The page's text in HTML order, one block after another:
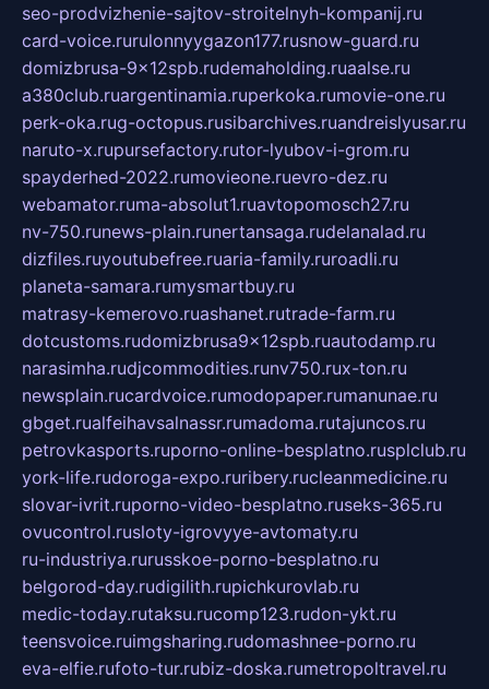
seo-prodvizhenie-sajtov-stroitelnyh-kompanij.ru
card-voice.rurulonnyygazon177.rusnow-guard.ru
domizbrusa-9x12spb.rudemaholding.ruaalse.ru
a380club.ruargentinamia.ruperkoka.rumovie-one.ru
perk-oka.rug-octopus.rusibarchives.ruandreislyusar.ru
naruto-x.rupursefactory.rutor-lyubov-i-grom.ru
spayderhed-2022.rumovieone.ruevro-dez.ru
webamator.ruma-absolut1.ruavtopomosch27.ru
nv-750.runews-plain.runertansaga.rudelanalad.ru
dizfiles.ruyoutubefree.ruaria-family.ruroadli.ru
planeta-samara.rumysmartbuy.ru
matrasy-kemerovo.ruashanet.rutrade-farm.ru
dotcustoms.rudomizbrusa9x12spb.ruautodamp.ru
narasimha.rudjcommodities.runv750.rux-ton.ru
newsplain.rucardvoice.rumodopaper.rumanunae.ru
gbget.rualfeihavsalnassr.rumadoma.rutajuncos.ru
petrovkasports.ruporno-online-besplatno.rusplclub.ru
york-life.rudoroga-expo.ruribery.rucleanmedicine.ru
slovar-ivrit.ruporno-video-besplatno.ruseks-365.ru
ovucontrol.rusloty-igrovyye-avtomaty.ru
ru-industriya.rurusskoe-porno-besplatno.ru
belgorod-day.rudigilith.rupichkurovlab.ru
medic-today.rutaksu.rucomp123.rudon-ykt.ru
teensvoice.ruimgsharing.rudomashnee-porno.ru
eva-elfie.rufoto-tur.rubiz-doska.rumetropoltravel.ru